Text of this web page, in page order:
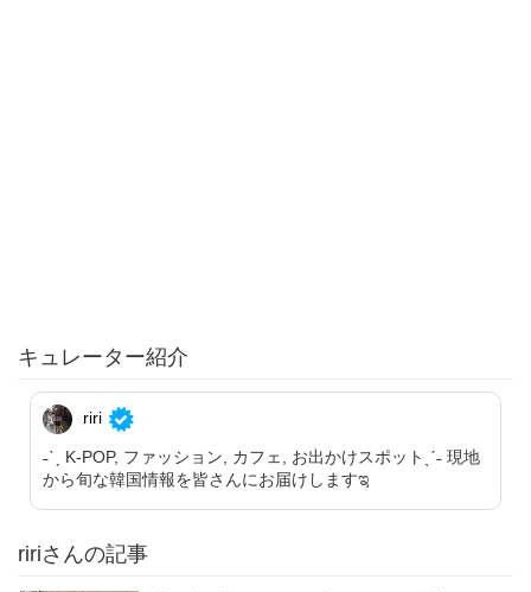
キュレーター紹介
riri
˗ˋˏ K-POP, ファッション, カフェ, お出かけスポットˎˊ˗ 現地
から旬な韓国情報を皆さんにお届けしますಇ
ririさんの記事